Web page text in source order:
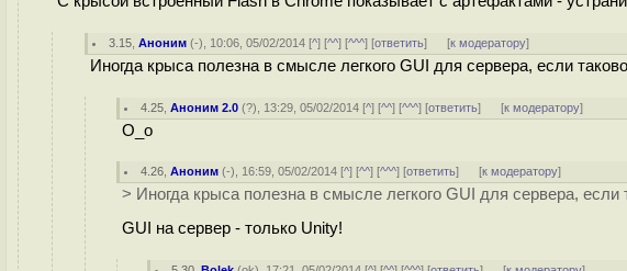
3.15 ,Аноним (-), 10:06, 05/02/2014 [^] [^^] [^^^] [ответить] [к модератору]
Иногда крыса полезна в смысле легкого GUI для сервера, если
4.25 ,Аноним 2.0 (?), 13:29, 05/02/2014 [^] [^^] [^^^] [ответить] [к модератору]
О_о
4.26 ,Аноним (-), 16:59, 05/02/2014 [^] [^^] [^^^] [ответить] [к модератору]
> Иногда крыса полезна в смысле легкого GUI для сервера, если
GUI на сервер - только Unity!